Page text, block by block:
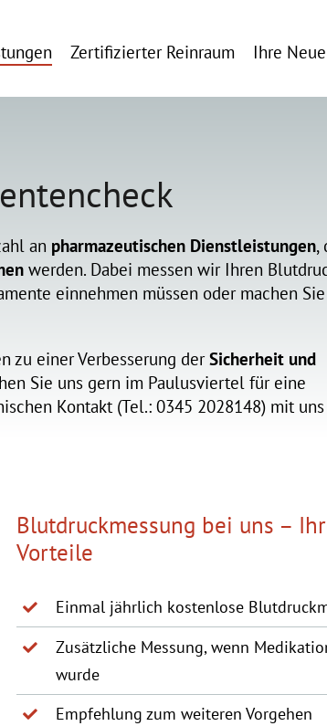
Zertifizierter Reinraum Ihre
an pharmazeutischen Dienstleistungen,
werden. Dabei messen wir Ihren
einnehmen müssen oder machen
zu einer Verbesserung derSicherheit und
Sie uns gern im Paulusviertel für eine
Kontakt (Tel.: 0345 2028148) mit uns
Blutdruckmessung bei uns –
Vorteile
Einmal jährlich kostenlose
Zusätzliche Messung, wenn
wurde
Empfehlung zum weiteren Vorgehen